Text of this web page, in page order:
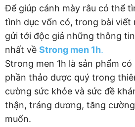
Để giúp cánh mày râu có thể
tình dục vốn có, trong bài
gửi tới độc giả những thông
nhất về Strong men 1h.
Strong men 1h là sản phẩm
phần thảo dược quý trong
cường sức khỏe và sức đề
thận, tráng dương, tăng
muốn.